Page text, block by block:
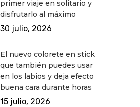
primer viaje en solitario y
disfrutarlo al máximo
30 julio, 2026
El nuevo colorete en stick
que también puedes usar
en los labios y deja efecto
buena cara durante horas
15 julio, 2026